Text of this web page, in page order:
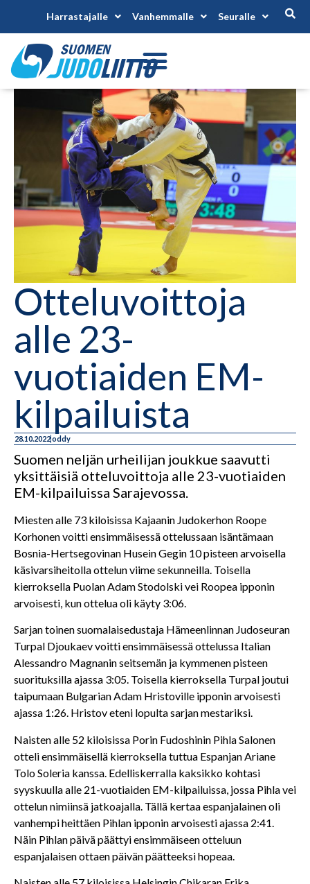
Harrastajalle Vanhemmalle Seuralle
Otteluvoittoja
alle 23-
vuotiaiden EM-
kilpailuista
28.10.2022oddy
Suomen neljän urheilijan joukkue saavutti
yksittäisiä otteluvoittoja alle 23-vuotiaiden
EM-kilpailuissa Sarajevossa.
Miesten alle 73 kiloisissa Kajaanin Judokerhon Roope
Korhonen voitti ensimmäisessä ottelussaan isäntämaan
Bosnia-Hertsegovinan Husein Gegin 10 pisteen arvoisella
käsivarsiheitolla ottelun viime sekunneilla. Toisella
kierroksella Puolan Adam Stodolski vei Roopea ipponin
arvoisesti, kun ottelua oli käyty 3:06.
Sarjan toinen suomalaisedustaja Hämeenlinnan Judoseuran
Turpal Djoukaev voitti ensimmäisessä ottelussa Italian
Alessandro Magnanin seitsemän ja kymmenen pisteen
suorituksilla ajassa 3:05. Toisella kierroksella Turpal joutui
taipumaan Bulgarian Adam Hristoville ipponin arvoisesti
ajassa 1:26. Hristov eteni lopulta sarjan mestariksi.
Naisten alle 52 kiloisissa Porin Fudoshinin Pihla Salonen
otteli ensimmäisellä kierroksella tuttua Espanjan Ariane
Tolo Soleria kanssa. Edelliskerralla kaksikko kohtasi
syyskuulla alle 21-vuotiaiden EM-kilpailuissa, jossa Pihla vei
ottelun nimiinsä jatkoajalla. Tällä kertaa espanjalainen oli
vanhempi heittäen Pihlan ipponin arvoisesti ajassa 2:41.
Näin Pihlan päivä päättyi ensimmäiseen otteluun
espanjalaisen ottaen päivän päätteeksi hopeaa.